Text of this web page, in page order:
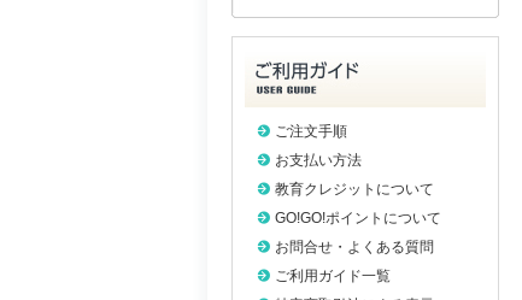
ご注文手順
お支払い方法
教育クレジットについて
GO!GO!ポイントについて
お問合せ・よくある質問
ご利用ガイド一覧